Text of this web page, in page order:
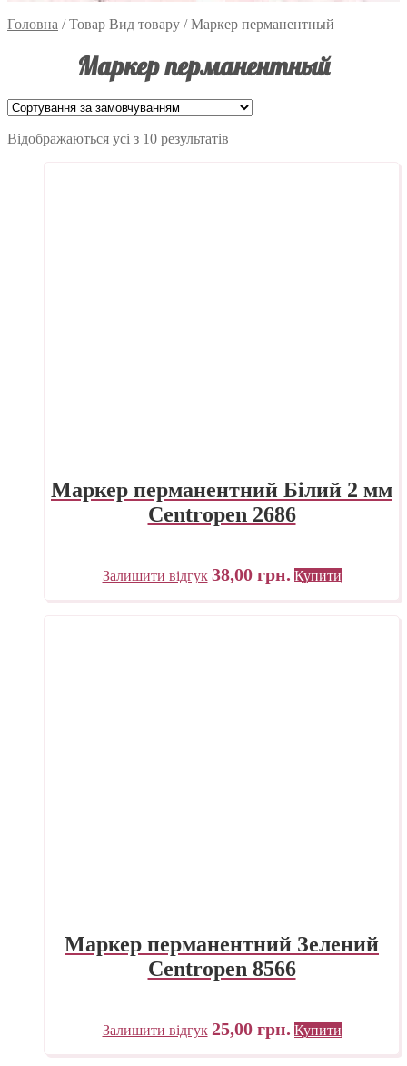
Головна /Товар Вид товару /Маркер перманентный
Маркер перманентный
Відображаються усі з 10 результатів
Маркер перманентний Білий 2 мм
Centropen 2686
Залишити відгук 38,00 грн. Купити
Маркер перманентний Зелений
Centropen 8566
Залишити відгук 25,00 грн. Купити